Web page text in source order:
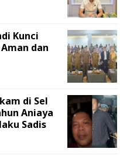
Kunci
dan
di Sel
Aniaya
Sadis